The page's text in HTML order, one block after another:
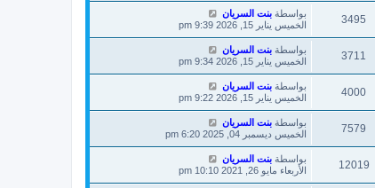
3495 بواسطة بنت السريان
الخميس يناير 15, 2026 9:39 pm
3711 بواسطة بنت السريان
الخميس يناير 15, 2026 9:34 pm
4000 بواسطة بنت السريان
الخميس يناير 15, 2026 9:22 pm
7579 بواسطة بنت السريان
الخميس ديسمبر 04, 2025 6:20 pm
12019 بواسطة بنت السريان
الأربعاء مايو 26, 2021 10:10 pm